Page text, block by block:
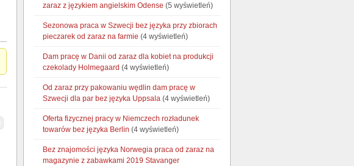
zaraz z językiem angielskim Odense (5 wyświetleń)
Sezonowa praca w Szwecji bez języka przy zbiorach
pieczarek od zaraz na farmie (4 wyświetleń)
Dam pracę w Danii od zaraz dla kobiet na produkcji
czekolady Holmegaard (4 wyświetleń)
Od zaraz przy pakowaniu wędlin dam pracę w
Szwecji dla par bez języka Uppsala (4 wyświetleń)
Oferta fizycznej pracy w Niemczech rozładunek
towarów bez języka Berlin (4 wyświetleń)
Bez znajomości języka Norwegia praca od zaraz na
magazynie z zabawkami 2019 Stavanger